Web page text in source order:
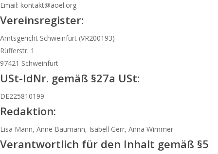
Email: kontakt@aoel.org
Vereinsregister:
Amtsgericht Schweinfurt (VR200193)
Rüfferstr. 1
97421 Schweinfurt
USt-IdNr. gemäß §27a USt:
DE225810199
Redaktion:
Lisa Mann, Anne Baumann, Isabell Gerr, Anna Wimmer
Verantwortlich für den Inhalt gemäß §5